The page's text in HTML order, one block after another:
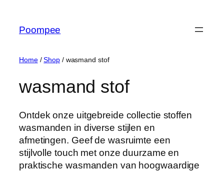
Poompee
Home/Shop/ wasmand stof
wasmand stof
Ontdek onze uitgebreide collectie stoffen
wasmanden in diverse stijlen en
afmetingen. Geef de wasruimte een
stijlvolle touch met onze duurzame en
praktische wasmanden van hoogwaardige